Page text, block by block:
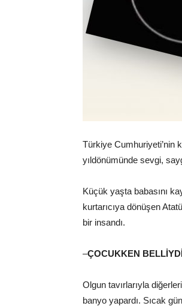
Türkiye Cumhuriyeti’nin
yıldönümünde sevgi,
Küçük yaşta babasını
kurtarıcıya dönüşen
bir insandı.
–ÇOCUKKEN
Olgun tavırlarıyla
banyo yapardı. Sıcak